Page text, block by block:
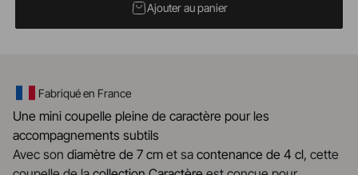
Ajouter au panier
Fabriqué en France
Une mini coupelle pleine de caractère pour les
accompagnements subtils
Avec son diamètre de 7 cm et sa contenance de 4 cl, cette